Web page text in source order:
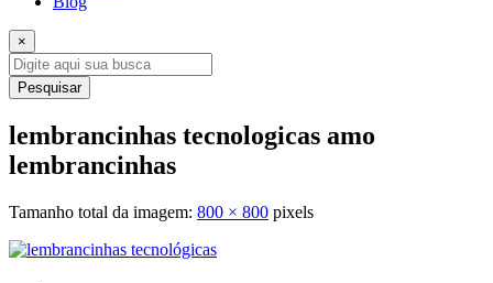
×
Pesquisar
lembrancinhas tecnologicas amo
lembrancinhas
Tamanho total da imagem: 800 × 800 pixels